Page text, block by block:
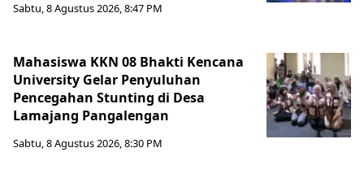
Sabtu, 8 Agustus 2026, 8:47 PM
Mahasiswa KKN 08 Bhakti Kencana
University Gelar Penyuluhan
Pencegahan Stunting di Desa
Lamajang Pangalengan
Sabtu, 8 Agustus 2026, 8:30 PM